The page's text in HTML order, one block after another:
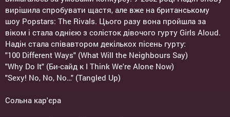
вирішила спробувати щастя, але вже на британському
шоу Popstars: The Rivals. Цього разу вона пройшла за
віком і стала однією з солісток дівочого гурту Girls Aloud.
Надін стала співавтором декількох пісень гурту:
"100 Different Ways" (What Will the Neighbours Say)
"Why Do It" (Би-сайд к I Think We're Alone Now)
"Sexy! No, No, No…" (Tangled Up)
Сольна кар'єра